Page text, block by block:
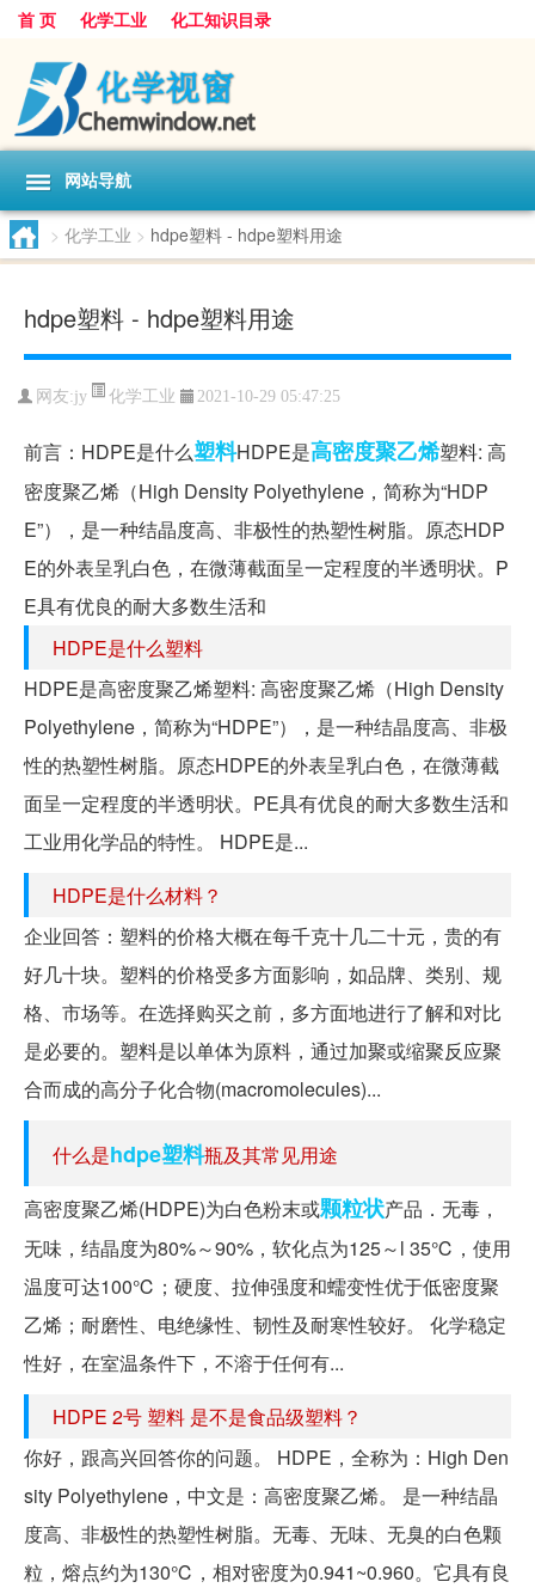
首 页 化学工业 化工知识目录
网站导航
> 化学工业 > hdpe塑料 - hdpe塑料用途
hdpe塑料 - hdpe塑料用途
网友:jy 化学工业 2021-10-29 05:47:25
前言：HDPE是什么塑料HDPE是高密度聚乙烯塑料: 高
密度聚乙烯（High Density Polyethylene，简称为“HDP
E”），是一种结晶度高、非极性的热塑性树脂。原态HDP
E的外表呈乳白色，在微薄截面呈一定程度的半透明状。P
E具有优良的耐大多数生活和
HDPE是什么塑料
HDPE是高密度聚乙烯塑料: 高密度聚乙烯（High Density
Polyethylene，简称为“HDPE”），是一种结晶度高、非极
性的热塑性树脂。原态HDPE的外表呈乳白色，在微薄截
面呈一定程度的半透明状。PE具有优良的耐大多数生活和
工业用化学品的特性。 HDPE是...
HDPE是什么材料？
企业回答：塑料的价格大概在每千克十几二十元，贵的有
好几十块。塑料的价格受多方面影响，如品牌、类别、规
格、市场等。在选择购买之前，多方面地进行了解和对比
是必要的。塑料是以单体为原料，通过加聚或缩聚反应聚
合而成的高分子化合物(macromolecules)...
什么是hdpe塑料瓶及其常见用途
高密度聚乙烯(HDPE)为白色粉末或颗粒状产品．无毒，
无味，结晶度为80%～90%，软化点为125～l 35℃，使用
温度可达100℃；硬度、拉伸强度和蠕变性优于低密度聚
乙烯；耐磨性、电绝缘性、韧性及耐寒性较好。 化学稳定
性好，在室温条件下，不溶于任何有...
HDPE 2号 塑料 是不是食品级塑料？
你好，跟高兴回答你的问题。 HDPE，全称为：High Den
sity Polyethylene，中文是：高密度聚乙烯。 是一种结晶
度高、非极性的热塑性树脂。无毒、无味、无臭的白色颗
粒，熔点约为130℃，相对密度为0.941~0.960。它具有良